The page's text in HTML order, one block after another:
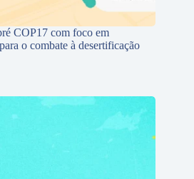
COP17 com foco em
o combate à desertificação